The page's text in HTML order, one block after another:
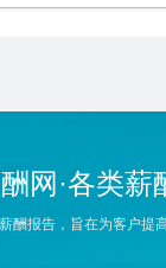
网·各类薪
酬报告，旨在为客户提